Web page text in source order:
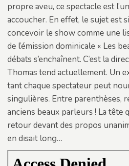
propre aveu, ce spectacle est
accoucher. En effet, le sujet est
concevoir le show comme une
de l’émission dominicale « Les
débats s’enchaînent. C’est la
Thomas tend actuellement. Un
tant chaque spectateur peut
singulières. Entre parenthèses,
anciens beaux parleurs ! La tête
retour devant des propos
en disait long…